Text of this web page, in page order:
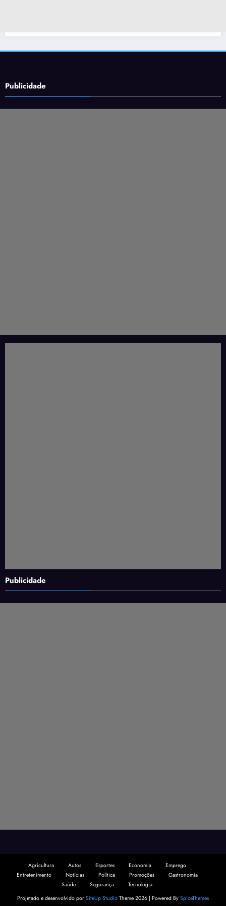
Publicidade
Publicidade
Agricultura Autos Esportes Economia
Emprego
Entretenimento
Notícias Política Promoções
Gastronomia
Saúde
Segurança
Tecnologia
Projetado e desenvolvido por SiteUp Studio Theme 2026 | Powered By SpiceThemes